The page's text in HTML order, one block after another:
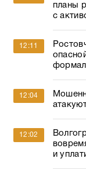
планы
с
12:11
12:04
12:02
и